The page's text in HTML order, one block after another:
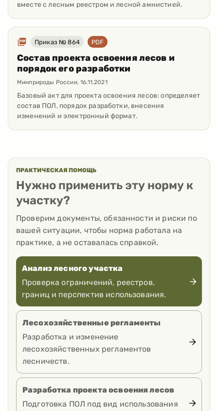
вместе с лесным реестром и лесной амнистией.
Приказ № 864 PDF
Состав проекта освоения лесов и
порядок его разработки
Минприроды России,16.11.2021
Базовый акт для проекта освоения лесов: определяет
состав ПОЛ, порядок разработки, внесения
изменений и электронный формат.
ПРАКТИЧЕСКАЯ ПОМОЩЬ
Нужно применить эту норму к
участку?
Проверим документы, обязанности и риски по
вашей ситуации, чтобы норма работала на
практике, а не оставалась справкой.
Анализ лесного участка
Проверка ограничений, реестров,
границ и перспектив использования.
Лесохозяйственные регламенты
Разработка и изменение
лесохозяйственных регламентов
лесничеств.
Разработка проекта освоения лесов
Подготовка ПОЛ под вид использования